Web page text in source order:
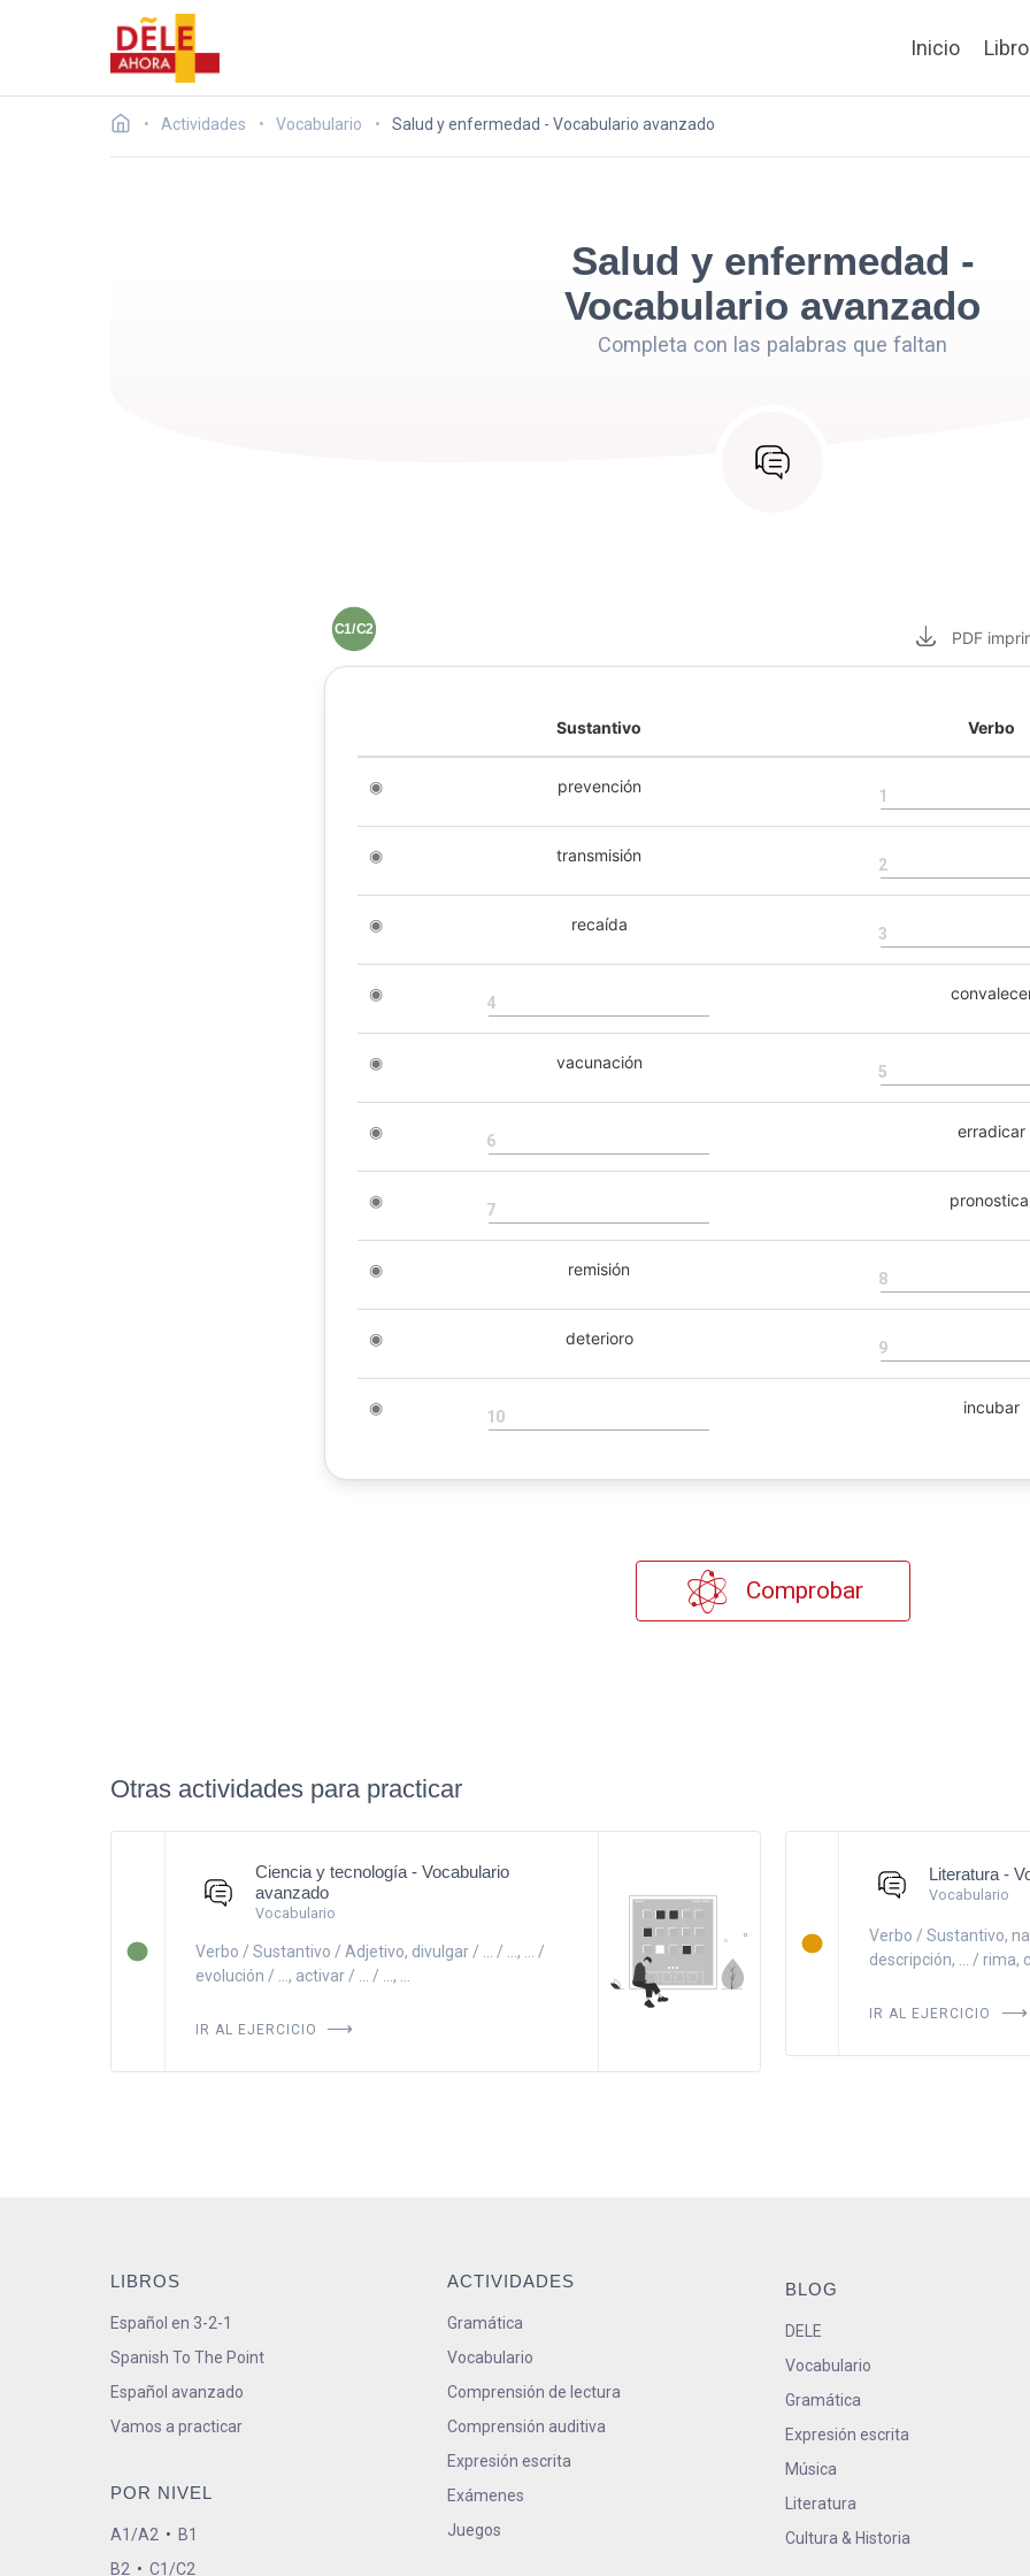
Inicio
Actividades Vocabulario Salud y enfermedad - Vocabulario avanzado
Salud y enfermedad -
Vocabulario avanzado
Completa con las palabras que faltan
C1/C2 PDF
Sustantivo Verbo
◉ prevención 1
◉ transmisión 2
◉ recaída 3
◉ 4
◉ vacunación 5
◉ 6 erradicar
◉ 7
◉ remisión 8
◉ deterioro 9
◉ 10 incubar
Comprobar
Otras actividades para practicar
Ciencia y tecnología - Vocabulario
avanzado
Vocabulario
Verbo / Sustantivo / Adjetivo, divulgar / ... / ..., ... /
evolución / ..., activar / ... / ..., ...
IR AL EJERCICIO
Literatura -
Vocabulario
Verbo / Sustantivo,
descripción, ... / rima,
IR AL EJERCICIO
LIBROS
Español en 3-2-1
Spanish To The Point
Español avanzado
Vamos a practicar
POR NIVEL
A1/A2 • B1
B2 • C1/C2
ACTIVIDADES
Gramática
Vocabulario
Comprensión de lectura
Comprensión auditiva
Expresión escrita
Exámenes
Juegos
BLOG
DELE
Vocabulario
Gramática
Expresión escrita
Música
Literatura
Cultura & Historia